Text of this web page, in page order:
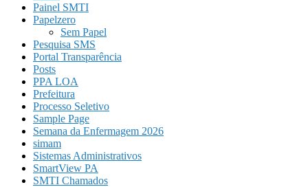
Painel SMTI
Papelzero
Sem Papel
Pesquisa SMS
Portal Transparência
Posts
PPA LOA
Prefeitura
Processo Seletivo
Sample Page
Semana da Enfermagem 2026
simam
Sistemas Administrativos
SmartView PA
SMTI Chamados